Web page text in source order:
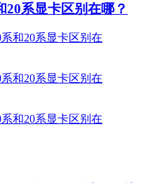
20系显卡区别在哪？